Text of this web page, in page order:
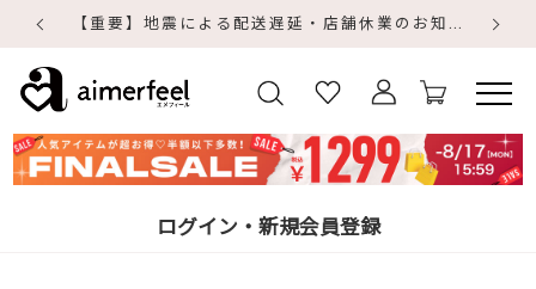
【重要】地震による配送遅延・店舗休業のお知らせ
ログイン・新規会員登録